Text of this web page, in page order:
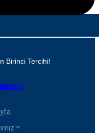
Birinci Tercihi!